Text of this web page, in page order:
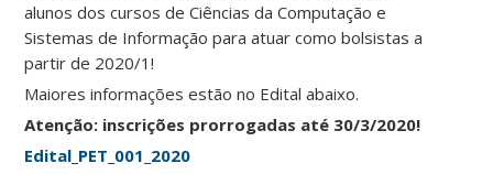
alunos dos cursos de Ciências da Computação e
Sistemas de Informação para atuar como bolsistas a
partir de 2020/1!
Maiores informações estão no Edital abaixo.
Atenção: inscrições prorrogadas até 30/3/2020!
Edital_PET_001_2020